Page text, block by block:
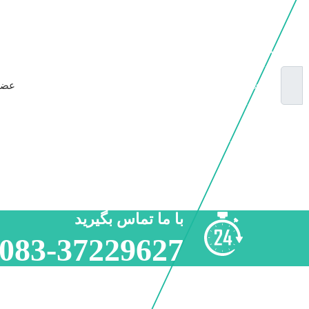
Email Address
*** عضویت در خبرنامه سایت
با ما تماس بگیرید
37229627